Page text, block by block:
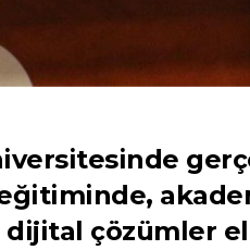
dijital çözümler